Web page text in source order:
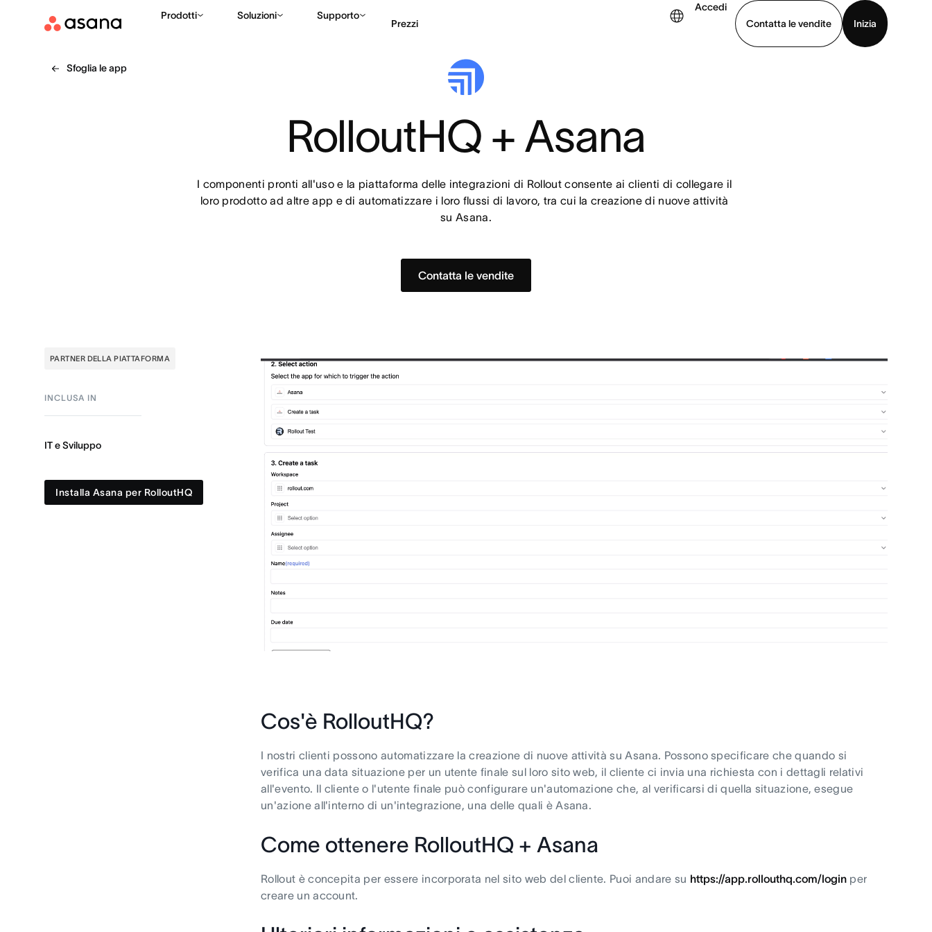
Prodotti Soluzioni Supporto
Prezzi
Accedi
Contatta le vendite
Inizia
Sfoglia le app
RolloutHQ + Asana
I componenti pronti all'uso e la piattaforma delle integrazioni di Rollout consente ai clienti di collegare il
loro prodotto ad altre app e di automatizzare i loro flussi di lavoro, tra cui la creazione di nuove attività
su Asana.
Contatta le vendite
PARTNER DELLA PIATTAFORMA
INCLUSA IN
IT e Sviluppo
Installa Asana per RolloutHQ
Cos'è RolloutHQ?
I nostri clienti possono automatizzare la creazione di nuove attività su Asana. Possono specificare che quando si
verifica una data situazione per un utente finale sul loro sito web, il cliente ci invia una richiesta con i dettagli relativi
all'evento. Il cliente o l'utente finale può configurare un'automazione che, al verificarsi di quella situazione, esegue
un'azione all'interno di un'integrazione, una delle quali è Asana.
Come ottenere RolloutHQ + Asana
Rollout è concepita per essere incorporata nel sito web del cliente. Puoi andare su https://app.rollouthq.com/loginper
creare un account.